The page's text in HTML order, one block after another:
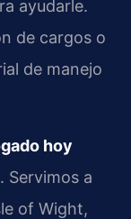
ayudarle.
de cargos o
de manejo
hoy
. Servimos a
of Wight,